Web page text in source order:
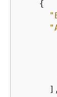
{
      ],